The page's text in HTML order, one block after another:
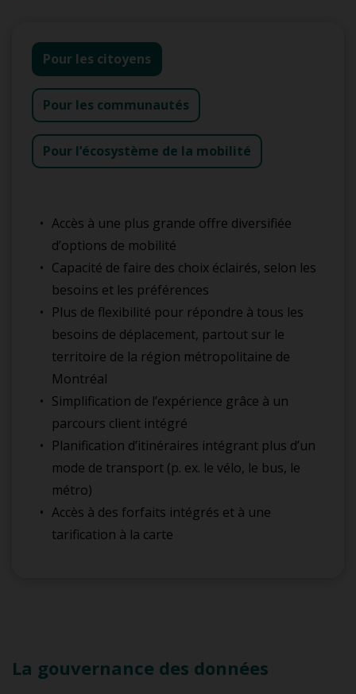
Pour les citoyens
Pour les communautés
Pour l’écosystème de la mobilité
Accès à une plus grande offre diversifiée
d’options de mobilité
Capacité de faire des choix éclairés, selon les
besoins et les préférences
Plus de flexibilité pour répondre à tous les
besoins de déplacement, partout sur le
territoire de la région métropolitaine de
Montréal
Simplification de l’expérience grâce à un
parcours client intégré
Planification d’itinéraires intégrant plus d’un
mode de transport (p. ex. le vélo, le bus, le
métro)
Accès à des forfaits intégrés et à une
tarification à la carte
La gouvernance des données